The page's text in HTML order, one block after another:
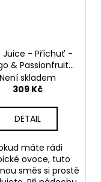
Juice - Příchuť -
& Passionfruit -
30ml
Není skladem
309 Kč
DETAIL
máte rádi
ovoce, tuto
směs si prostě